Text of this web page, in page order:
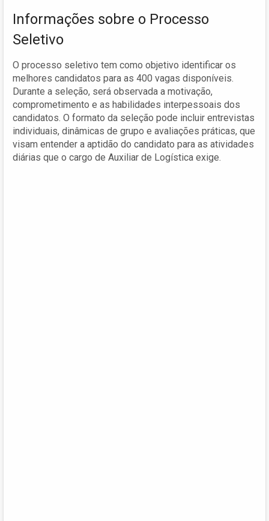
Informações sobre o Processo
Seletivo
O processo seletivo tem como objetivo identificar os
melhores candidatos para as 400 vagas disponíveis.
Durante a seleção, será observada a motivação,
comprometimento e as habilidades interpessoais dos
candidatos. O formato da seleção pode incluir entrevistas
individuais, dinâmicas de grupo e avaliações práticas, que
visam entender a aptidão do candidato para as atividades
diárias que o cargo de Auxiliar de Logística exige.